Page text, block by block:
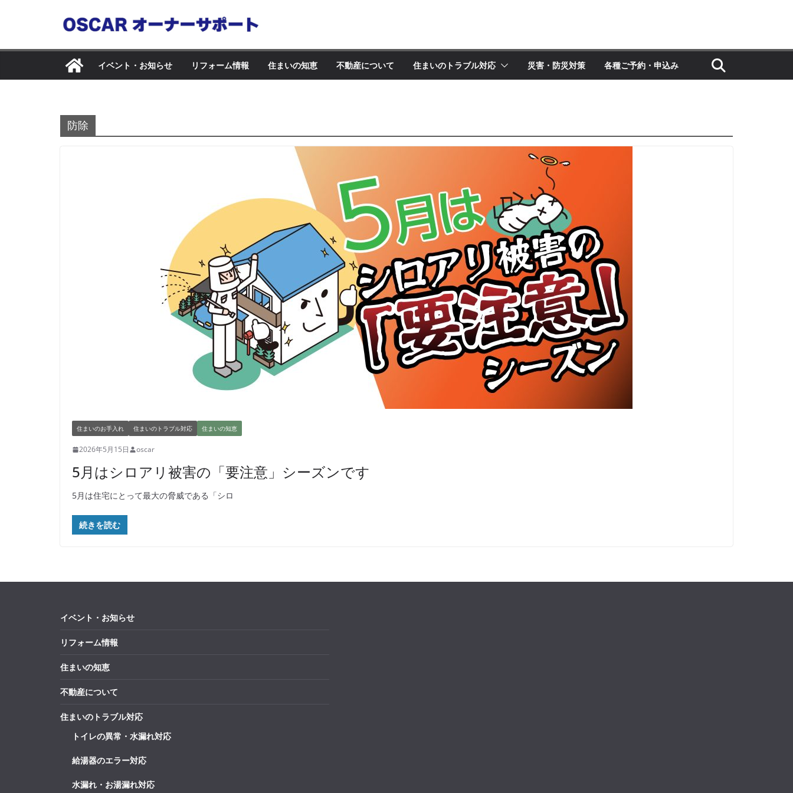
イベント・お知らせ リフォーム情報 住まいの知恵 不動産について 住まいのトラブル対応 災害・防災対策 各種ご予約・申込み
防除
住まいのお手入れ 住まいのトラブル対応 住まいの知恵
2026年5月15日 oscar
5月はシロアリ被害の「要注意」シーズンです
5月は住宅にとって最大の脅威である「シロ
続きを読む
イベント・お知らせ
リフォーム情報
住まいの知恵
不動産について
住まいのトラブル対応
トイレの異常・水漏れ対応
給湯器のエラー対応
水漏れ・お湯漏れ対応